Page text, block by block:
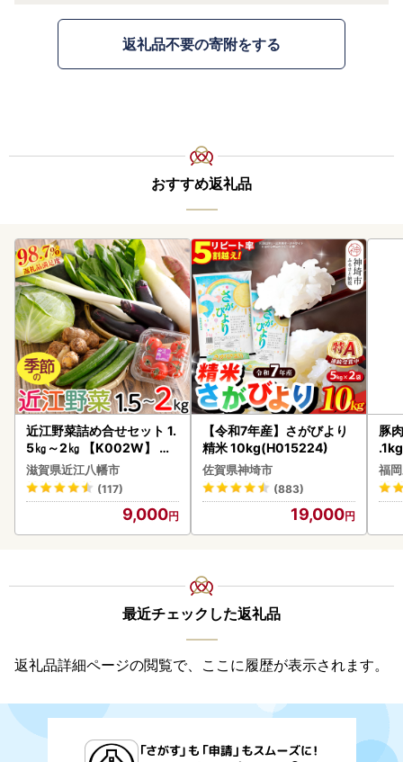
返礼品不要の寄附をする
おすすめ返礼品
近江野菜詰め合せセット 1.
5㎏～2㎏ 【K002W】 野
菜 旬 新鮮
滋賀県近江八幡市
(117)
9,000
【令和7年産】さがびより
精米 10kg(H015224)
佐賀県神埼市
(883)
19,000
豚
福
最近チェックした返礼品
返礼品詳細ページの閲覧で、ここに履歴が表示されます。